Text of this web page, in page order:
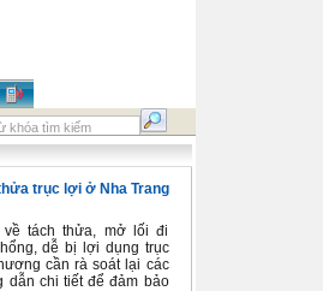
trục lợi ở Nha Trang
về tách thửa, mở lối đi
dễ bị lợi dụng trục
cần rà soát lại các
dẫn chi tiết để đảm bảo